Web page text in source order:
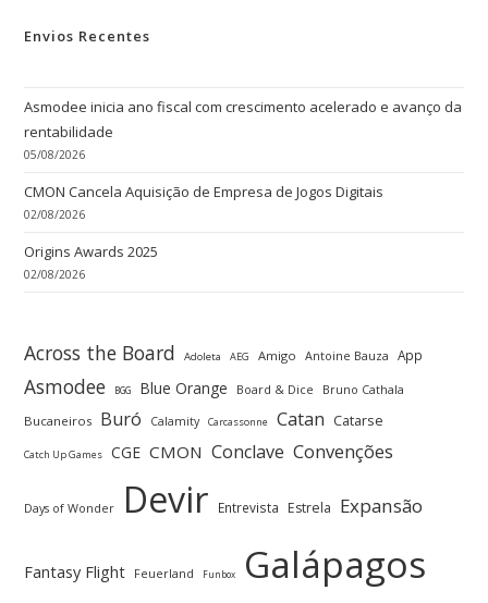
Envios Recentes
Asmodee inicia ano fiscal com crescimento acelerado e avanço da
rentabilidade
05/08/2026
CMON Cancela Aquisição de Empresa de Jogos Digitais
02/08/2026
Origins Awards 2025
02/08/2026
Across the Board Adoleta AEG Amigo Antoine Bauza App
Asmodee BGG Blue Orange Board & Dice
Bruno Cathala
Bucaneiros Buró Calamity Carcassonne Catan Catarse
Catch Up Games CGE CMON Conclave Convenções
Days of Wonder Devir Entrevista Estrela Expansão
Fantasy Flight Feuerland Funbox Galápagos